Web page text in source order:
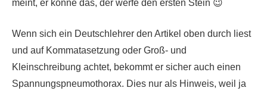
meint, er könne das, der werfe den ersten Stein 😉
Wenn sich ein Deutschlehrer den Artikel oben durch liest
und auf Kommatasetzung oder Groß- und
Kleinschreibung achtet, bekommt er sicher auch einen
Spannungspneumothorax. Dies nur als Hinweis, weil ja